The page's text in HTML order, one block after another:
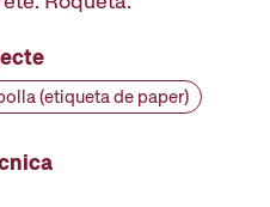
(etiqueta de paper)